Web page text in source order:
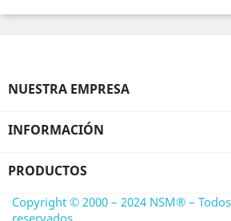
NUESTRA EMPRESA
INFORMACIÓN
PRODUCTOS
Copyright © 2000 – 2024 NSM® –
reservados